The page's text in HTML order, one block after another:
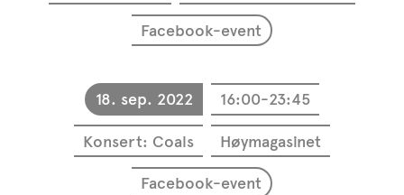
Facebook-event
18. sep. 2022 16:00-23:45
Konsert: Coals Høymagasinet
Facebook-event